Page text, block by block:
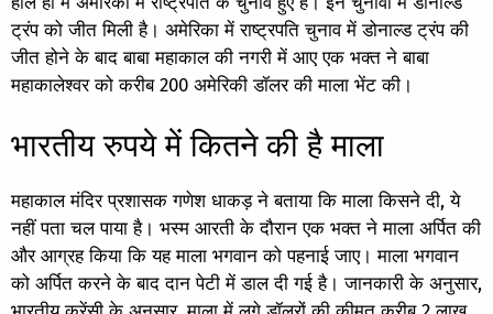
ट्रंप को जीत मिली है। अमेरिका में राष्ट्रपति चुनाव में डोनाल्ड ट्रंप की
जीत होने के बाद बाबा महाकाल की नगरी में आए एक भक्त ने बाबा
महाकालेश्वर को करीब 200 अमेरिकी डॉलर की माला भेंट की।
भारतीय रुपये में कितने की है माला
महाकाल मंदिर प्रशासक गणेश धाकड़ ने बताया कि माला किसने दी, ये
नहीं पता चल पाया है। भस्म आरती के दौरान एक भक्त ने माला अर्पित की
और आग्रह किया कि यह माला भगवान को पहनाई जाए। माला भगवान
को अर्पित करने के बाद दान पेटी में डाल दी गई है। जानकारी के अनुसार,